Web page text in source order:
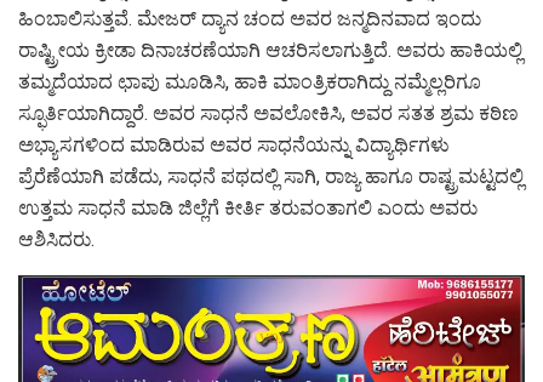
ಹಿಂಬಾಲಿಸುತ್ತವೆ. ಮೇಜರ್ ದ್ಯಾನ ಚಂದ ಅವರ ಜನ್ಮದಿನವಾದ ಇಂದು
ರಾಷ್ಟ್ರೀಯ ಕ್ರೀಡಾ ದಿನಾಚರಣೆಯಾಗಿ ಆಚರಿಸಲಾಗುತ್ತಿದೆ. ಅವರು ಹಾಕಿಯಲ್ಲಿ
ತಮ್ಮದೆಯಾದ ಛಾಪು ಮೂಡಿಸಿ, ಹಾಕಿ ಮಾಂತ್ರಿಕರಾಗಿದ್ದು ನಮ್ಮೆಲ್ಲರಿಗೂ
ಸ್ಫೂರ್ತಿಯಾಗಿದ್ದಾರೆ. ಅವರ ಸಾಧನೆ ಅವಲೋಕಿಸಿ, ಅವರ ಸತತ ಶ್ರಮ ಕಠಿಣ
ಅಭ್ಯಾಸಗಳಿಂದ ಮಾಡಿರುವ ಅವರ ಸಾಧನೆಯನ್ನು ವಿದ್ಯಾರ್ಥಿಗಳು
ಪ್ರೆರೆಣೆಯಾಗಿ ಪಡೆದು, ಸಾಧನೆ ಪಥದಲ್ಲಿ ಸಾಗಿ, ರಾಜ್ಯ ಹಾಗೂ ರಾಷ್ಟ್ರಮಟ್ಟದಲ್ಲಿ
ಉತ್ತಮ ಸಾಧನೆ ಮಾಡಿ ಜಿಲ್ಲೆಗೆ ಕೀರ್ತಿ ತರುವಂತಾಗಲಿ ಎಂದು ಅವರು
ಆಶಿಸಿದರು.